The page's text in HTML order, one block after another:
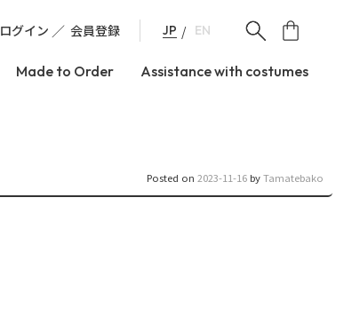
ログイン 会員登録 JP EN
Made to Order Assistance with costumes
Posted on 2023-11-16byTamatebako